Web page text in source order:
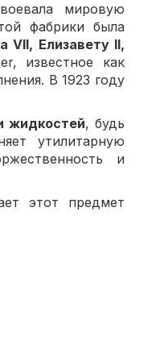
мировую
фабрики была
VII, Елизавету II,
известное как
В 1923 году
жидкостей, будь
утилитарную
и
этот предмет